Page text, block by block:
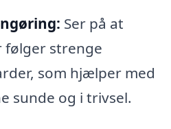
Ser på at
følger strenge
som hjælper med
sunde og i trivsel.